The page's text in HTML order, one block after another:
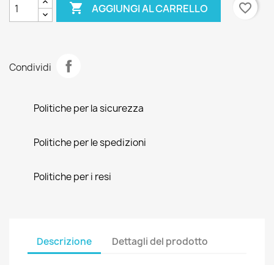
 AGGIUNGI AL CARRELLO favorite_border
Condividi
Politiche per la sicurezza
Politiche per le spedizioni
Politiche per i resi
Descrizione Dettagli del prodotto